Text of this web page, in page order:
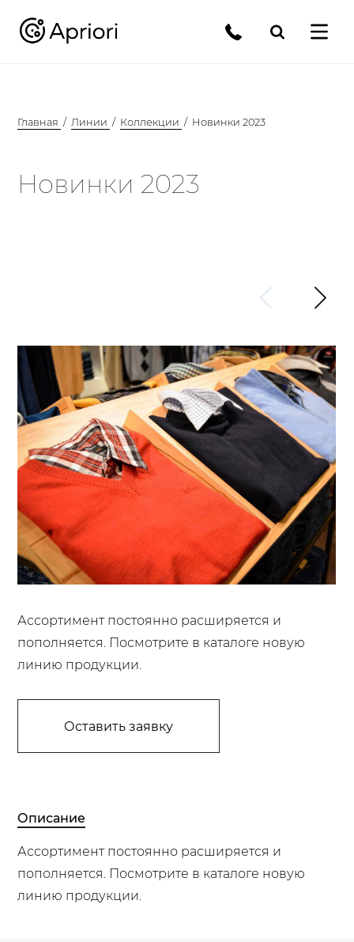
Главная Линии Коллекции Новинки 2023
Новинки 2023
Ассортимент постоянно расширяется и
пополняется. Посмотрите в каталоге новую
линию продукции.
Оставить заявку
Описание
Ассортимент постоянно расширяется и
пополняется. Посмотрите в каталоге новую
линию продукции.